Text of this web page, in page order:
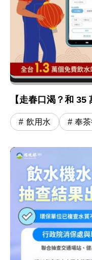
【走春口渴？和 35
飲用水 奉